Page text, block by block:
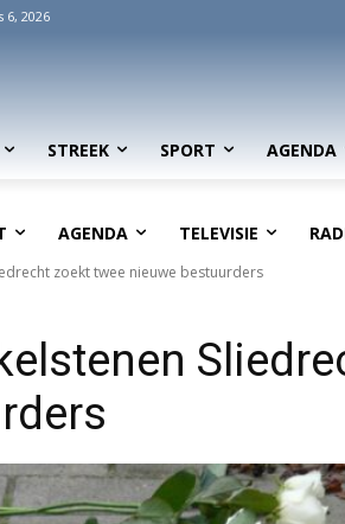
6, 2026
STREEK SPORT AGENDA
AGENDA TELEVISIE
zoekt twee nieuwe bestuurders